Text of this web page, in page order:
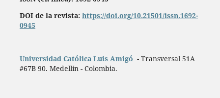
DOI de la revista: https://doi.org/10.21501/issn.1692-
0945
Universidad Católica Luis Amigó - Transversal 51A
#67B 90. Medellín - Colombia.